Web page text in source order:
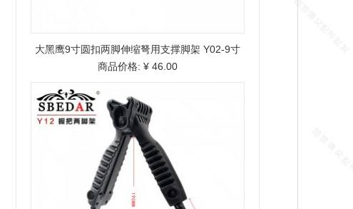
大黑鹰9寸圆扣两脚伸缩弩用支撑脚架 Y02-9寸
商品价格: ¥ 46.00